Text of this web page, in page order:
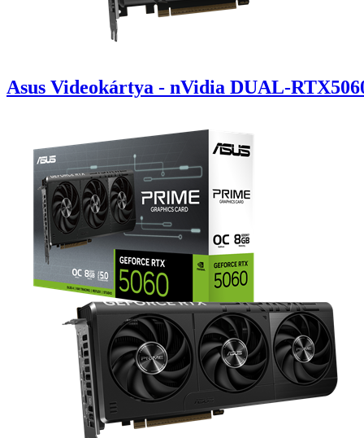
Asus Videokártya - nVidia DUAL-